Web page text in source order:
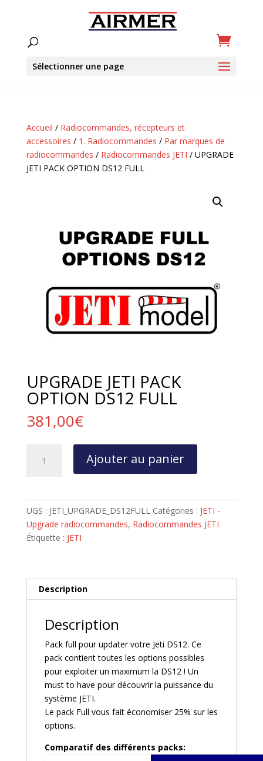
Sélectionner une page
Accueil / Radiocommandes, récepteurs et
accessoires / 1. Radiocommandes / Par marques de
radiocommandes / Radiocommandes JETI / UPGRADE
JETI PACK OPTION DS12 FULL
UPGRADE JETI PACK
OPTION DS12 FULL
381,00€
OPTION
DS12
FULL
Ajouter au panier
UGS : JETI_UPGRADE_DS12FULL Catégories : JETI -
Upgrade radiocommandes, Radiocommandes JETI
Étiquette : JETI
Description
Description
Pack full pour updater votre Jeti DS12. Ce
pack contient toutes les options possibles
pour exploiter un maximum la DS12 ! Un
must to have pour découvrir la puissance du
système JETI.
Le pack Full vous fait économiser 25% sur les
options.
Comparatif des différents packs: